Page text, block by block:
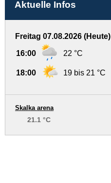
Aktuelle Infos
Freitag 07.08.2026 (Heute)
16:00 22 °C
18:00 19 bis 21 °C
Skalka arena
21.1 °C